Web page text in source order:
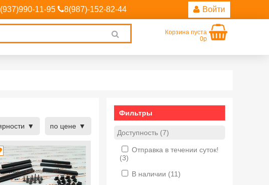
11-95 8(987)-152-82-44 Войти
search
Корзина пуста
0р
по цене
Фильтры
Доступность (7)
Отправка в течении суток!
(3)
В наличии (11)